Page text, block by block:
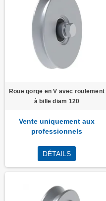
Roue gorge en V avec roulement
à bille diam 120
Vente uniquement aux
professionnels
DÉTAILS